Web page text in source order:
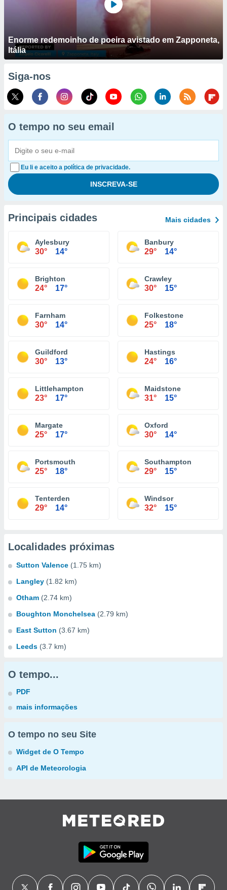
Enorme redemoinho de poeira avistado em Zapponeta,
Itália
Siga-nos
O tempo no seu email
Eu li e aceito a política de privacidade.
Principais cidades Mais cidades
Aylesbury
30° 14°
Banbury
29° 14°
Brighton
24° 17°
Crawley
30° 15°
Farnham
30° 14°
Folkestone
25° 18°
Guildford
30° 13°
Hastings
24° 16°
Littlehampton
23° 17°
Maidstone
31° 15°
Margate
25° 17°
Oxford
30° 14°
Portsmouth
25° 18°
Southampton
29° 15°
Tenterden
29° 14°
Windsor
32° 15°
Localidades próximas
Sutton Valence (1.75 km)
Langley (1.82 km)
Otham (2.74 km)
Boughton Monchelsea (2.79 km)
East Sutton (3.67 km)
Leeds (3.7 km)
O tempo...
PDF
mais informações
O tempo no seu Site
Widget de O Tempo
API de Meteorologia